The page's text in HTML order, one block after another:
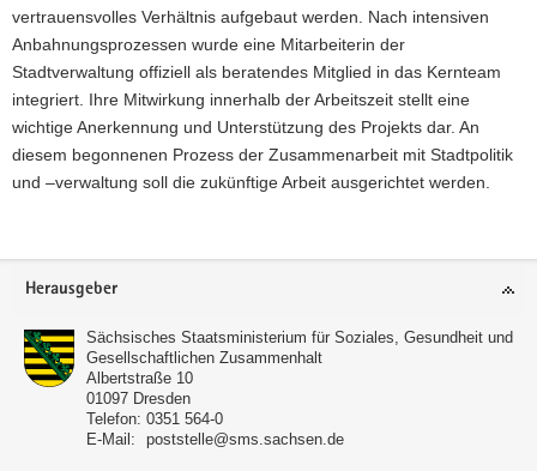
vertrauensvolles Verhältnis aufgebaut werden. Nach intensiven
Anbahnungsprozessen wurde eine Mitarbeiterin der
Stadtverwaltung offiziell als beratendes Mitglied in das Kernteam
integriert. Ihre Mitwirkung innerhalb der Arbeitszeit stellt eine
wichtige Anerkennung und Unterstützung des Projekts dar. An
diesem begonnenen Prozess der Zusammenarbeit mit Stadtpolitik
und –verwaltung soll die zukünftige Arbeit ausgerichtet werden.
Footer-
Herausgeber
Sächsisches Staatsministerium für Soziales, Gesundheit und
Gesellschaftlichen Zusammenhalt
Albertstraße 10
01097 Dresden
Telefon: 0351 564-0
E-Mail:
poststelle@sms.sachsen.de